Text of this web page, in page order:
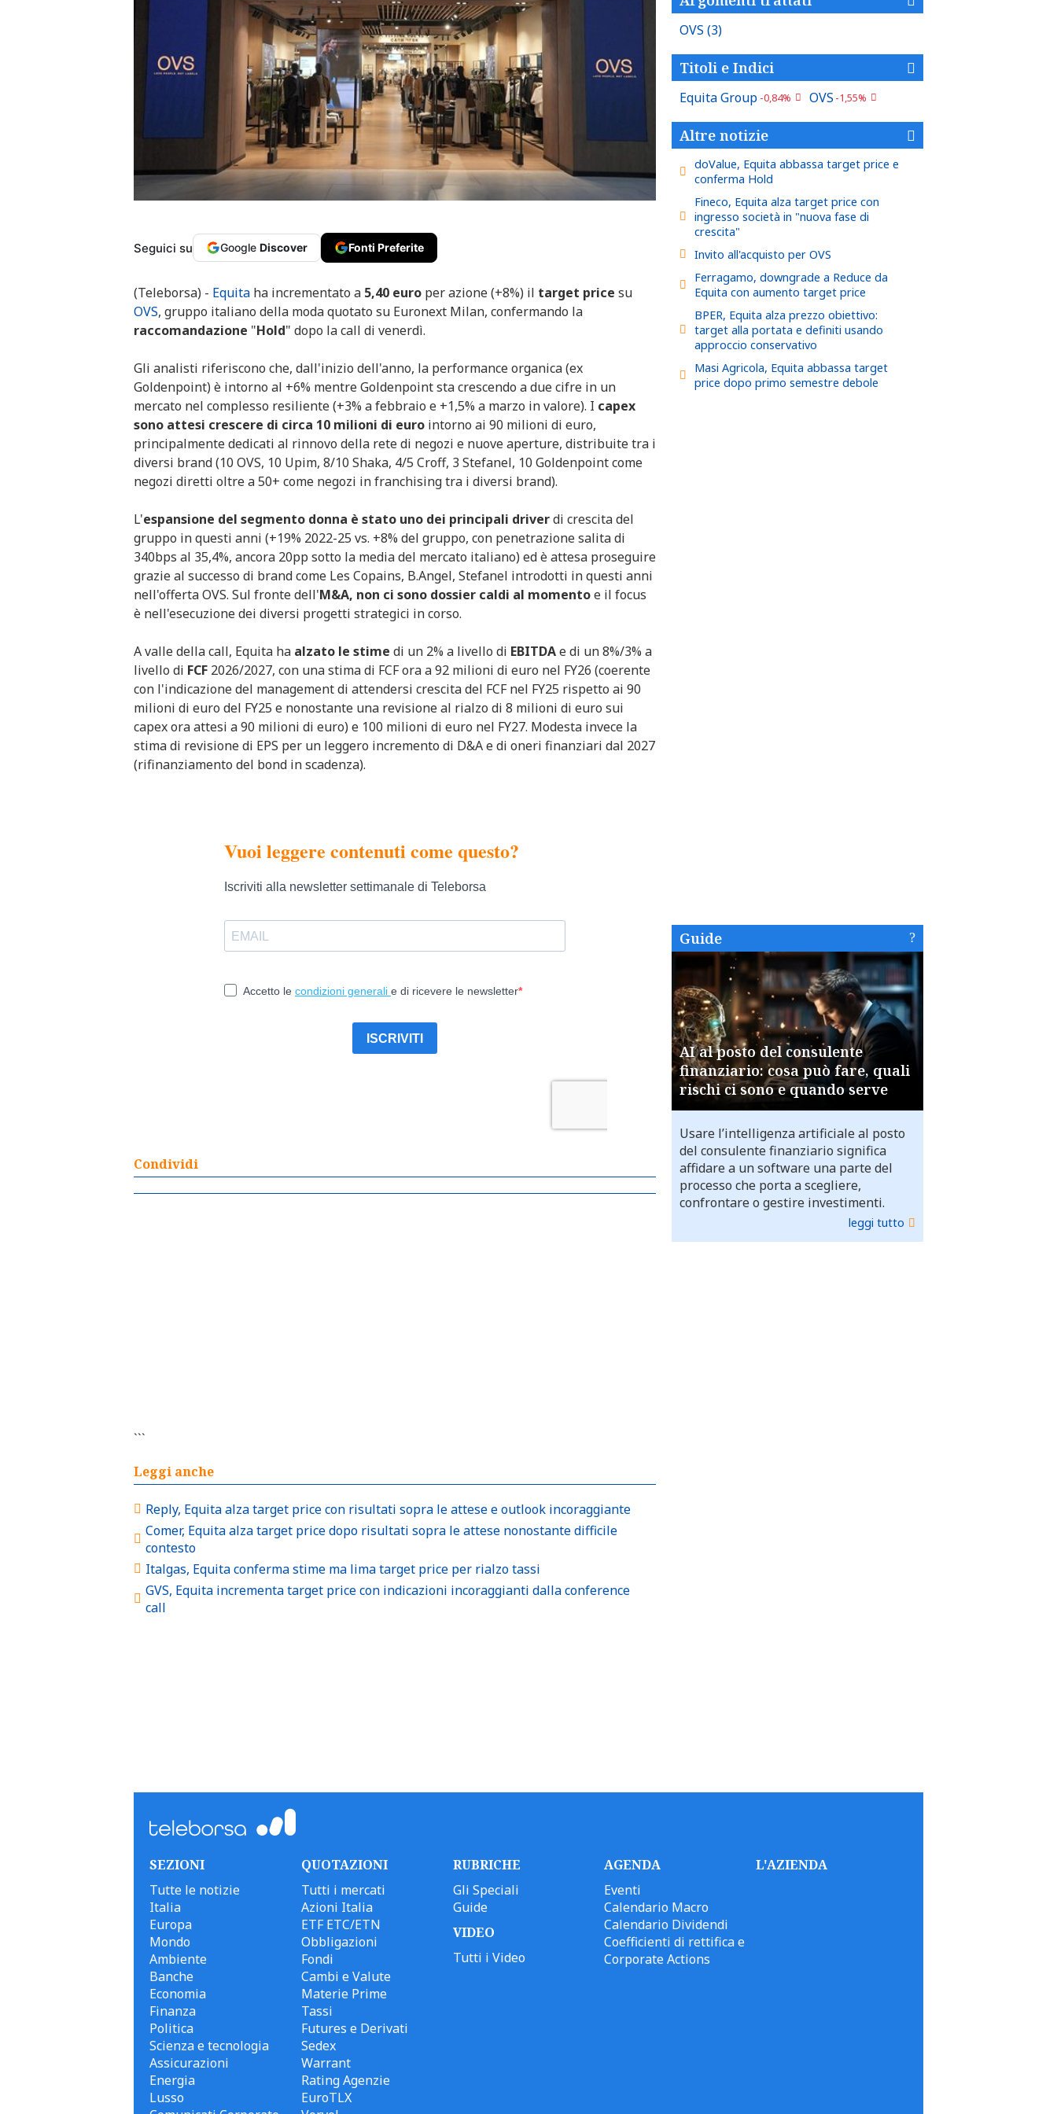
Seguici su Google Discover Fonti Preferite
(Teleborsa) - Equita ha incrementato a 5,40 euro per azione (+8%) il target price su
OVS, gruppo italiano della moda quotato su Euronext Milan, confermando la
raccomandazione "Hold" dopo la call di venerdì.
Gli analisti riferiscono che, dall'inizio dell'anno, la performance organica (ex
Goldenpoint) è intorno al +6% mentre Goldenpoint sta crescendo a due cifre in un
mercato nel complesso resiliente (+3% a febbraio e +1,5% a marzo in valore). I capex
sono attesi crescere di circa 10 milioni di euro intorno ai 90 milioni di euro,
principalmente dedicati al rinnovo della rete di negozi e nuove aperture, distribuite tra i
diversi brand (10 OVS, 10 Upim, 8/10 Shaka, 4/5 Croff, 3 Stefanel, 10 Goldenpoint come
negozi diretti oltre a 50+ come negozi in franchising tra i diversi brand).
L'espansione del segmento donna è stato uno dei principali driverdi crescita del
gruppo in questi anni (+19% 2022-25 vs. +8% del gruppo, con penetrazione salita di
340bps al 35,4%, ancora 20pp sotto la media del mercato italiano) ed è attesa proseguire
grazie al successo di brand come Les Copains, B.Angel, Stefanel introdotti in questi anni
nell'offerta OVS. Sul fronte dell'M&A, non ci sono dossier caldi al momentoe il focus
è nell'esecuzione dei diversi progetti strategici in corso.
A valle della call, Equita ha alzato le stime di un 2% a livello di EBITDAe di un 8%/3% a
livello di FCF 2026/2027, con una stima di FCF ora a 92 milioni di euro nel FY26 (coerente
con l'indicazione del management di attendersi crescita del FCF nel FY25 rispetto ai 90
milioni di euro del FY25 e nonostante una revisione al rialzo di 8 milioni di euro sui
capex ora attesi a 90 milioni di euro) e 100 milioni di euro nel FY27. Modesta invece la
stima di revisione di EPS per un leggero incremento di D&A e di oneri finanziari dal 2027
(rifinanziamento del bond in scadenza).
Condividi
```
Leggi anche
Reply, Equita alza target price con risultati sopra le attese e outlook incoraggiante
Comer, Equita alza target price dopo risultati sopra le attese nonostante difficile
contesto
Italgas, Equita conferma stime ma lima target price per rialzo tassi
GVS, Equita incrementa target price con indicazioni incoraggianti dalla conference
call
OVS (3)
Titoli e Indici
Equita Group -0,84% OVS -1,55%
Altre notizie
doValue, Equita abbassa target price e
conferma Hold
Fineco, Equita alza target price con
ingresso società in "nuova fase di
crescita"
Invito all'acquisto per OVS
Ferragamo, downgrade a Reduce da
Equita con aumento target price
BPER, Equita alza prezzo obiettivo:
target alla portata e definiti usando
approccio conservativo
Masi Agricola, Equita abbassa target
price dopo primo semestre debole
Guide
AI al posto del consulente
finanziario: cosa può fare, quali
rischi ci sono e quando serve
Usare l’intelligenza artificiale al posto
del consulente finanziario significa
affidare a un software una parte del
processo che porta a scegliere,
confrontare o gestire investimenti.
leggi tutto
SEZIONI
Tutte le notizie
Italia
Europa
Mondo
Ambiente
Banche
Economia
Finanza
Politica
Scienza e tecnologia
Assicurazioni
Energia
Lusso
QUOTAZIONI
Tutti i mercati
Azioni Italia
ETF ETC/ETN
Obbligazioni
Fondi
Cambi e Valute
Materie Prime
Tassi
Futures e Derivati
Sedex
Warrant
Rating Agenzie
EuroTLX
RUBRICHE
Gli Speciali
Guide
VIDEO
Tutti i Video
AGENDA
Eventi
Calendario Macro
Calendario Dividendi
Coefficienti di rettifica e
Corporate Actions
L'AZIENDA